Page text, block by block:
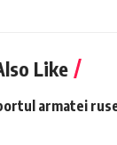
Like
armatei